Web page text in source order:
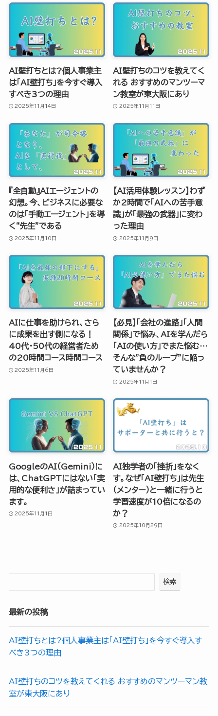
AI壁打ちとは?個人事業主
は「AI壁打ち」を今すぐ導入
すべき3つの理由
2025年11月14日
AI壁打ちのコツを教えてく
れる おすすめのマンツーマ
ン教室が東大阪にあり
2025年11月11日
『全自動』AIエージェントの
幻想。今、ビジネスに必要な
のは「手動エージェント」を導
く“先生”である
2025年11月10日
【AI活用体験レッスン】わず
か2時間で「AIへの苦手意
識」が「最強の武器」に変わ
った理由
2025年11月9日
​AIに仕事を助けられ、さら
に成果を出す側になる！
40代・50代の経営者ため
の20時間コース時間コース
2025年11月6日
【必見】「会社の進路」「人間
関係」で悩み、AIを学んだら
「AIの使い方」でまた悩む…
そんな”負のループ”に陥っ
ていませんか？
2025年11月1日
GoogleのAI（Gemini）に
は、ChatGPTにはない「実
用的な便利さ」が詰まってい
ます。
2025年11月1日
AI独学者の「挫折」をなく
す。なぜ「AI壁打ち」は先生
（メンター）と一緒に行うと
学習速度が10倍になるの
か？
2025年10月29日
検索
最新の投稿
AI壁打ちとは?個人事業主は「AI壁打ち」を今すぐ導入す
べき3つの理由
AI壁打ちのコツを教えてくれる おすすめのマンツーマン教
室が東大阪にあり